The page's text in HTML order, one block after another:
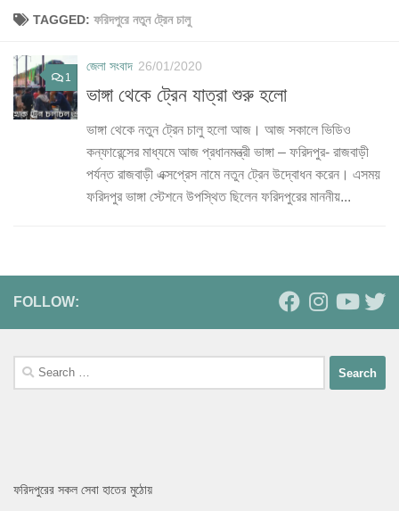
TAGGED: ফরিদপুরে নতুন ট্রেন চালু
1
জেলা সংবাদ 26/01/2020
ভাঙ্গা থেকে ট্রেন যাত্রা শুরু হলো
ভাঙ্গা থেকে নতুন ট্রেন চালু হলো আজ। আজ সকালে ভিডিও
কন্ফারেন্সের মাধ্যমে আজ প্রধানমন্ত্রী ভাঙ্গা – ফরিদপুর- রাজবাড়ী
পর্যন্ত রাজবাড়ী এক্সপ্রেস নামে নতুন ট্রেন উদ্বোধন করেন। এসময়
ফরিদপুর ভাঙ্গা স্টেশনে উপস্থিত ছিলেন ফরিদপুরের মাননীয়...
FOLLOW:
Search
for:
ফরিদপুরের সকল সেবা হাতের মুঠোয়